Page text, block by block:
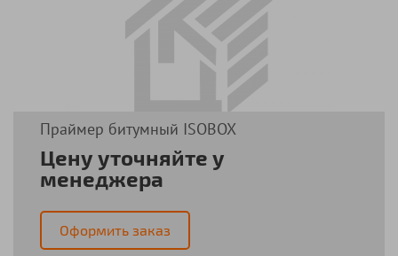
Праймер битумный ISOBOX
Цену уточняйте у
менеджера
Оформить заказ